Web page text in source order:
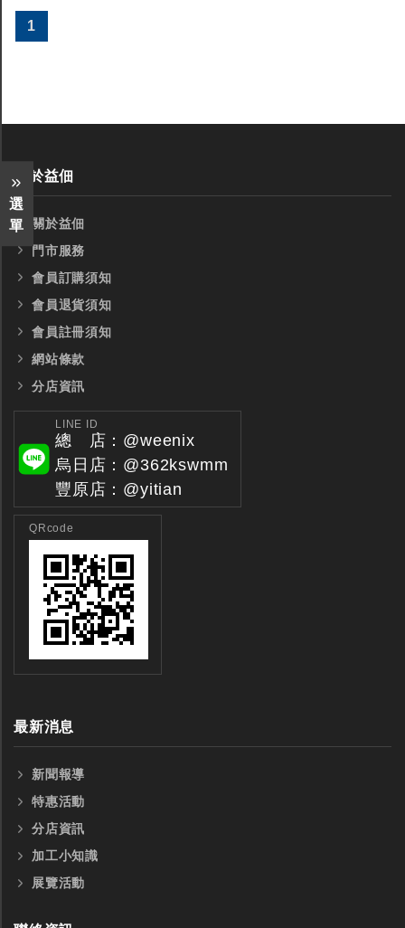
選
單
1
關於益佃
關於益佃
門市服務
會員訂購須知
會員退貨須知
會員註冊須知
網站條款
分店資訊
LINE ID
總 店：@weenix
烏日店：@362kswmm
豐原店：@yitian
QRcode
最新消息
新聞報導
特惠活動
分店資訊
加工小知識
展覽活動